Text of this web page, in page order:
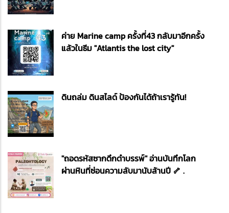
ค่าย Marine camp ครั้งที่43 กลับมาอีกครั้ง
แล้วในธีม "Atlantis the lost city"
ดินถล่ม ดินสไลด์ ป้องกันได้ถ้าเรารู้ทัน!
"ถอดรหัสซากดึกดำบรรพ์" อ่านบันทึกโลก
ผ่านหินที่ซ่อนความลับมานับล้านปี 🦴 .